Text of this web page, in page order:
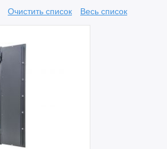
Очистить список Весь список